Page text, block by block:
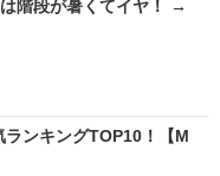
階段が暑くてイヤ！ →
ランキングTOP10！【M